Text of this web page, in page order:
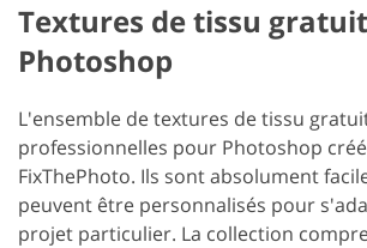
Textures de tissu
Photoshop
L'ensemble de textures de tissu
professionnelles pour Photoshop
FixThePhoto. Ils sont absolument
peuvent être personnalisés pour
projet particulier. La collection